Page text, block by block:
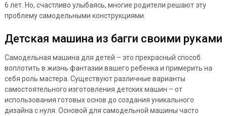
6 лет. Но, счастливо улыбаясь, многие родители решают эту
проблему самодельными конструкциями.
Детская машина из багги своими руками
Самодельная машина для детей – это прекрасный способ
воплотить в жизнь фантазии вашего ребенка и примерить на
себя роль мастера. Существуют различные варианты
самостоятельного изготовления детских машин – от
использования готовых основ до создания уникального
дизайна с нуля. Основой для самодельной машины часто